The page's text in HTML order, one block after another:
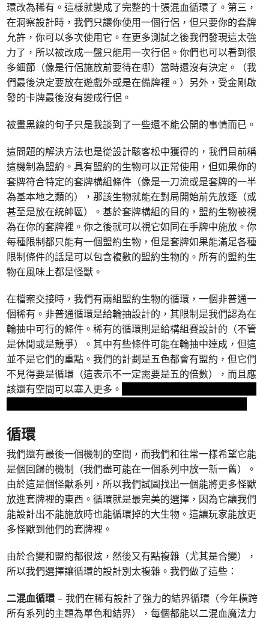
環改為稀有。這樣就變成了完整的十張混血循環了。第三，
在洞察設計時，我們只讓你使用一個行侶，但只要你的套牌
允許，你可以多次使用它。在更多測試之後我們發現這太強
力了，所以被改成一盤只能用一次行侶。你們也可以看到很
多細節（像是行侶施放前要待在哪）當時還沒有決定。（我
們最後決定要放在遊戲外或是在備牌裡。）另外，受金剛啟
發的卡牌最後沒有變成行侶。
被畫黑線的句子只是我談到了一些還不能公開的事情而已。
這問題的解決方法也是從設計駭客松中獲得的，我們目前稱
這機制為盟約。具有盟約的生物可以正常使用，但如果你的
套牌符合特定的套牌構組條件（像是一刀流或是套牌的一半
為基本地之類的），那該生物就能在對局開始前先放逐（或
甚至是放在統帥區）。基於套牌構組的目的，盟約生物被視
為在你的套牌裡。你之後就可以視它如同在手牌中施放。你
每種限制都只能有一個盟約生物，但是套牌如果能滿足各種
限制條件的話是可以包含複數的盟約生物的。所有的盟約生
物在風味上都是怪獸。
在檔案交接時，我們有兩組盟約生物的循環，一個非普通一
個稀有。非普通循環是給輪抽設計的，其限制是我們認為在
輪抽中可行的條件。稀有的循環則是給構組賽設計的（不管
是休閒或是競爭）。其中有些條件可能在輪抽中達成，但這
並不是它們的重點。我們的計劃是五色都會有盟約，但它們
不見得要是循環（這表示不一定需要是五的倍數），而且應
該還有空間可以塞入更多。
循環
我們還有最後一個機制的空間，而我們和往常一樣希望它能
是個回歸的機制（我們盡可能在一個系列中放一新一舊）。
由於這是個怪獸系列，所以我們試圖找出一個能將更多怪獸
放進套牌裡的東西。循環就是最完美的選擇，因為它讓我們
能設計出不能施放時也能循環掉的大生物。這讓玩家能放更
多怪獸到他們的套牌裡。
由於合變和盟約都很炫，然後又有點複雜（尤其是合變），
所以我們選擇讓循環的設計別太複雜。我們做了這些：
二混血循環– 我們在稀有設計了強力的結界循環（今年橫跨
所有系列的主題為單色和結界），每個都能以二混血魔法力